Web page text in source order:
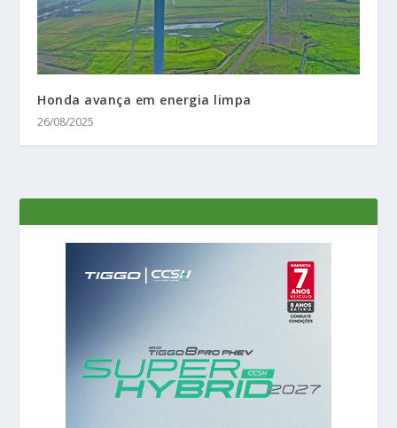
Honda avança em energia limpa
26/08/2025